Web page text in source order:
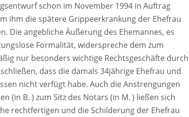
schon im November 1994 in Auftrag
ihm die spätere Grippeerkrankung der Ehefrau
Die angebliche Äußerung des Ehemannes, es
Formalität, widerspreche dem zum
nur besonders wichtige Rechtsgeschäfte durch
dass die damals 34jährige Ehefrau und
nicht verfügt habe. Auch die Anstrengungen
(in B. ) zum Sitz des Notars (in M. ) ließen sich
rechtfertigen und die Schilderung der Ehefrau